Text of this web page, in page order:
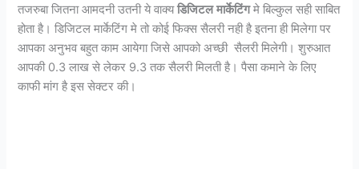
तजरुबा जितना आमदनी उतनी ये वाक्यडिजिटल मार्केटिंगमे बिल्कुल सही साबित
होता है। डिजिटल मार्केटिंग मे तो कोई फिक्स सैलरी नही है इतना ही मिलेगा पर
आपका अनुभव बहुत काम आयेगा जिसे आपको अच्छी सैलरी मिलेगी। शुरुआत
आपकी 0.3 लाख से लेकर 9.3 तक सैलरी मिलती है। पैसा कमाने के लिए
काफी मांग है इस सेक्टर की।